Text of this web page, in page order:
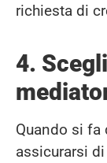
richiesta di
4.
Quando si fa
assicurarsi